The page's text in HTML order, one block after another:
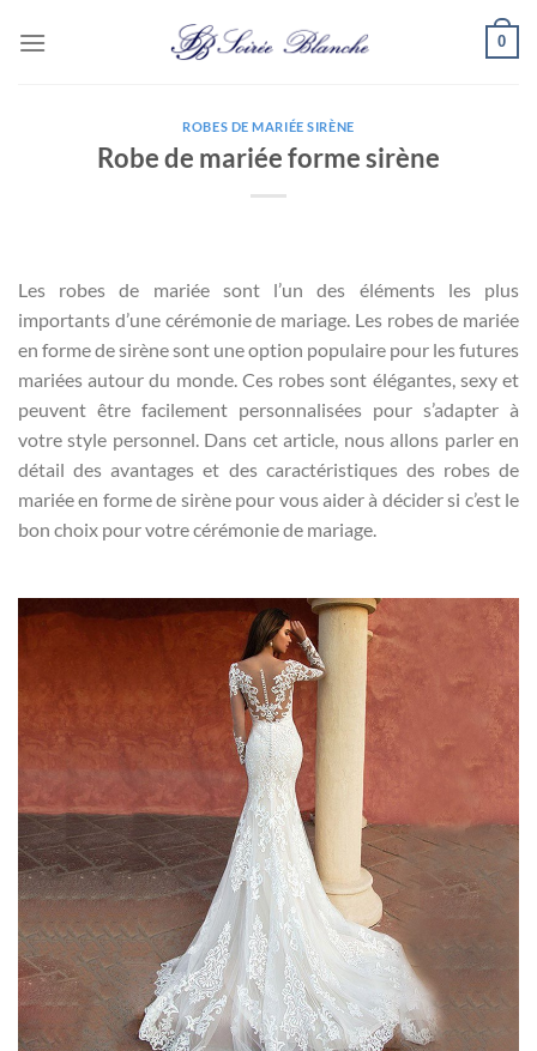
0
ROBES DE MARIÉE SIRÈNE
Robe de mariée forme sirène
Les robes de mariée sont l’un des éléments les plus
importants d’une cérémonie de mariage. Les robes de mariée
en forme de sirène sont une option populaire pour les futures
mariées autour du monde. Ces robes sont élégantes, sexy et
peuvent être facilement personnalisées pour s’adapter à
votre style personnel. Dans cet article, nous allons parler en
détail des avantages et des caractéristiques des robes de
mariée en forme de sirène pour vous aider à décider si c’est le
bon choix pour votre cérémonie de mariage.